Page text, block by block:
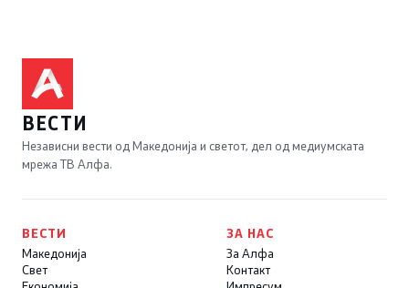
ВЕСТИ
Независни вести од Македонија и светот, дел од медиумската
мрежа ТВ Алфа.
ВЕСТИ
Македонија
Свет
ЗА НАС
За Алфа
Контакт